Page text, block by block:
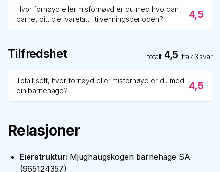
Hvor fornøyd eller misfornøyd er du med hvordan
barnet ditt ble ivaretatt i tilvenningsperioden?
4,5
Tilfredshet totalt 4,5 fra43 svar
Totalt sett, hvor fornøyd eller misfornøyd er du med
din barnehage?
4,5
Relasjoner
Eierstruktur: Mjughaugskogen barnehage SA
(965124357)